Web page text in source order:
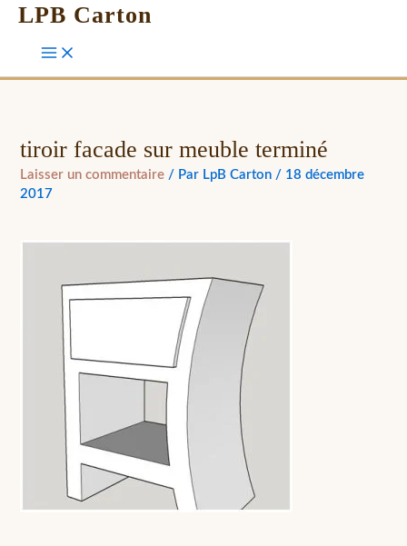
LPB Carton
tiroir facade sur meuble terminé
Laisser un commentaire / Par LpB Carton / 18 décembre
2017